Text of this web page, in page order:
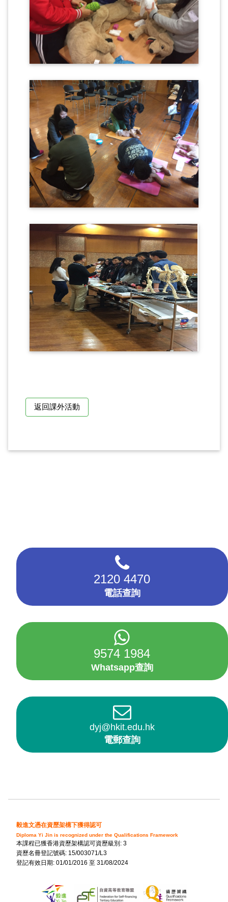
返回課外活動
2120 4470
電話查詢
9574 1984
Whatsapp查詢
dyj@hkit.edu.hk
電郵查詢
毅進文憑在資歷架構下獲得認可
Diploma Yi Jin is recognized under the Qualifications Framework
本課程已獲香港資歷架構認可資歷級別: 3
資歷名冊登記號碼: 15/003071/L3
登記有效日期: 01/01/2016 至 31/08/2024